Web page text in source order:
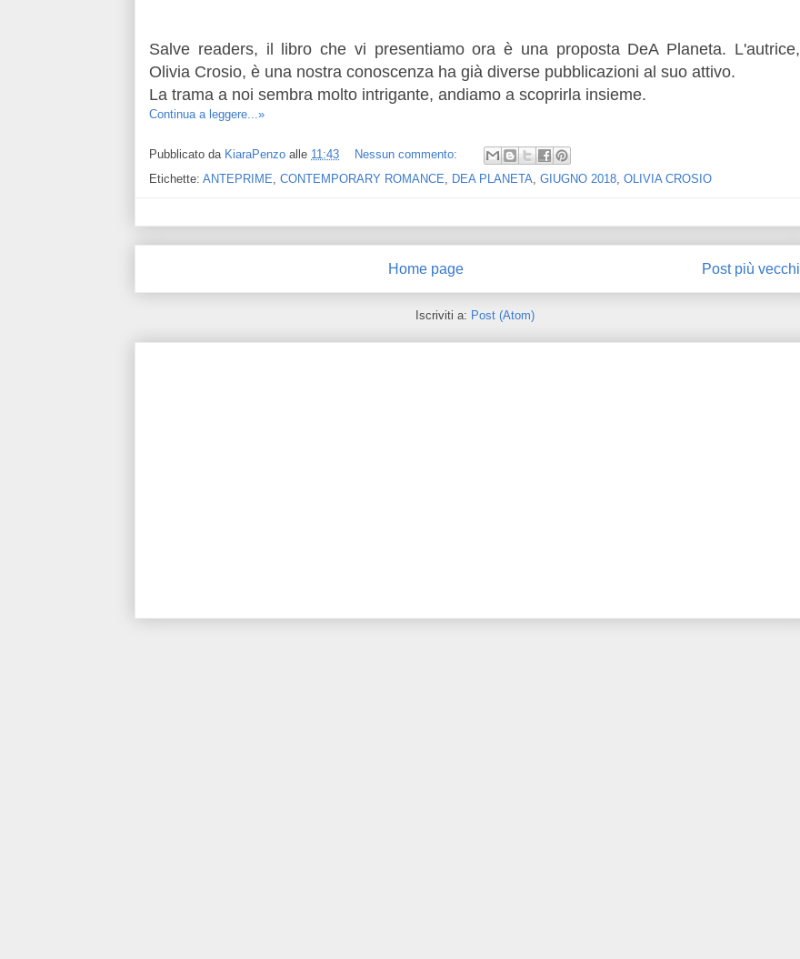
Salve readers, il libro che vi presentiamo ora è una proposta DeA Planeta. L'autrice,
Olivia Crosio, è una nostra conoscenza ha già diverse pubblicazioni al suo attivo.
La trama a noi sembra molto intrigante, andiamo a scoprirla insieme.
Continua a leggere...»
Pubblicato da KiaraPenzo alle 11:43
Nessun commento:
Etichette: ANTEPRIME CONTEMPORARY ROMANCE DEA PLANETA GIUGNO 2018 OLIVIA CROSIO
Post più vecchi
Home page
Iscriviti a: Post (Atom)